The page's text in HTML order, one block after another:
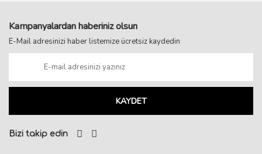
Kampanyalardan haberiniz olsun
E-Mail adresinizi haber listemize ücretsiz kaydedin
KAYDET
Bizi takip edin